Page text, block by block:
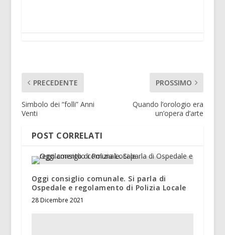
PRECEDENTE
Simbolo dei “folli” Anni
Venti
PROSSIMO
Quando l’orologio era
un’opera d’arte
POST CORRELATI
Oggi consiglio comunale. Si parla di
Ospedale e regolamento di Polizia Locale
28 Dicembre 2021